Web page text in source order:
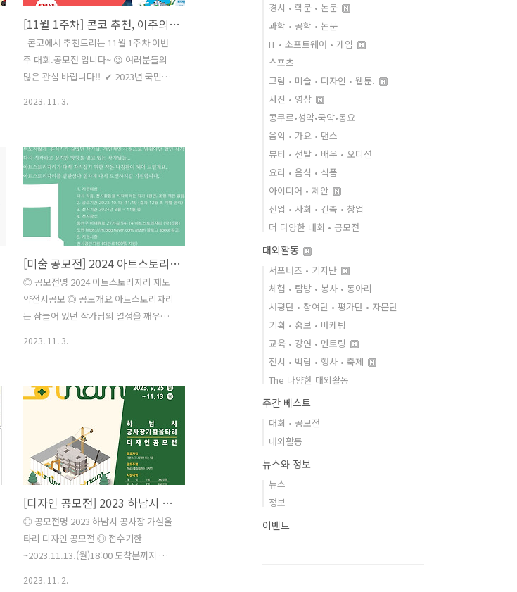
[11월 1주차] 콘코 추천, 이주의 공모전 베스트9
​ ​ 콘코에서 추천드리는 11월 1주차 이번
주 대회.공모전 입니다~ 😉 여러분들의
많은 관심 바랍니다!! ​ ​✔ 2023년 국민체
✔ [푸른 달의 단편소설] 달꽃 단편소설 공
모전 ✔ 나디오 초능력 숏스토리 공모전
✔ 2030 부산세계박람회 유치 기원 UCC
/ 웹툰 국제 공모전 ✔ 전지적 숏폼 시점
공모(4회차) ✔ 2023년 경상북도 탄소중
립 손글씨 슬로건 및 생활실천사례 공모
전 ✔ 2023 가덕도신공항 예정지 비대면
시민 걷기대회 ​ ​​ 자세한 내용은 콘테스트
코리아 홈페이지에서 확인하시면 도움이
됩니다~​ 콘테스트, 공모전, 대외활동 정
보 / 소개 / 뉴스소식은 @콘테스트코리
2023. 11. 3.
[미술 공모전] 2024 아트스토리자리 재도약전시공모
◎ 공모전명 2024 아트스토리자리 재도
약전시공모 ◎ 공모개요 아트스토리자리
는 잠들어 있던 작가님의 열정을 깨우고
잃고 있는 작가님들... 아트스토리자리가
다시 자리잡기 위한 나침판이 되어 드릴
게요. 아트스토리자리를 발판삼아 힘차게
다시 도전하시길 기원합니다. 2024년 아
트스토리자리 재도약 공모전 접수를 시작
합니다. ◎ 지원대상 다시 작품, 전시활동
을 시작하려는 작가 (평면, 조형 제한 없
음) ◎ 공모기간 2023.10.13-11.19까지
◎ 공모결과발표 12월 초 개별 연락 ◎ 전
시기간 2024년 9월 ~ 11월 중 ◎ 전시장
소 서울 용산구 이태원로 27가길 54-14 1
2023. 11. 3.
[디자인 공모전] 2023 하남시 공사장 가설울타리 디자인 공모전
◎ 공모전명 2023 하남시 공사장 가설울
타리 디자인 공모전 ◎ 접수기한
~2023.11.13.(월)18:00 도착분까지 ◎ 응
2023. 11. 2.
경시 • 학문 • 논문
과학 • 공학 • 논문
IT • 소프트웨어 • 게임
스포츠
그림 • 미술 • 디자인 • 웹툰.
사진 • 영상
콩쿠르•성악•국악•동요
음악 • 가요 • 댄스
뷰티 • 선발 • 배우 • 오디션
요리 • 음식 • 식품
아이디어 • 제안
산업 • 사회 • 건축 • 창업
더 다양한 대회 • 공모전
대외활동
서포터즈 • 기자단
체험 • 탐방 • 봉사 • 동아리
서평단 • 참여단 • 평가단 • 자문단
기획 • 홍보 • 마케팅
교육 • 강연 • 멘토링
전시 • 박람 • 행사 • 축제
The 다양한 대외활동
주간 베스트
대회 • 공모전
대외활동
뉴스와 정보
뉴스
정보
이벤트